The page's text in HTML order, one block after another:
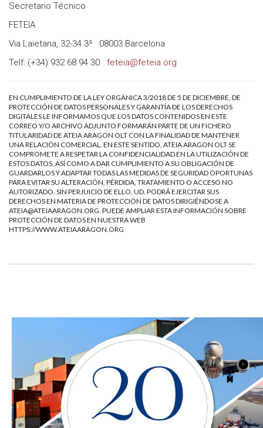
Secretario Técnico
FETEIA
Via Laietana, 32-34 3ª 08003 Barcelona
Telf: (+34) 932 68 94 30 feteia@feteia.org
EN CUMPLIMIENTO DE LA LEY ORGÁNICA 3/2018 DE 5 DE DICIEMBRE, DE
PROTECCIÓN DE DATOS PERSONALES Y GARANTÍA DE LOS DERECHOS
DIGITALES LE INFORMAMOS QUE LOS DATOS CONTENIDOS EN ESTE
CORREO Y/O ARCHIVO ADJUNTO FORMARÁN PARTE DE UN FICHERO
TITULARIDAD DE ATEIA ARAGON OLT CON LA FINALIDAD DE MANTENER
UNA RELACIÓN COMERCIAL. EN ESTE SENTIDO, ATEIA ARAGON OLT SE
COMPROMETE A RESPETAR LA CONFIDENCIALIDAD EN LA UTILIZACIÓN DE
ESTOS DATOS, ASÍ COMO A DAR CUMPLIMIENTO A SU OBLIGACIÓN DE
GUARDARLOS Y ADAPTAR TODAS LAS MEDIDAS DE SEGURIDAD OPORTUNAS
PARA EVITAR SU ALTERACIÓN, PÉRDIDA, TRATAMIENTO O ACCESO NO
AUTORIZADO. SIN PERJUICIO DE ELLO, UD. PODRÁ EJERCITAR SUS
DERECHOS EN MATERIA DE PROTECCIÓN DE DATOS DIRIGIÉNDOSE A
ATEIA@ATEIAARAGON.ORG. PUEDE AMPLIAR ESTA INFORMACIÓN SOBRE
PROTECCIÓN DE DATOS EN NUESTRA WEB
HTTPS://WWW.ATEIAARAGON.ORG